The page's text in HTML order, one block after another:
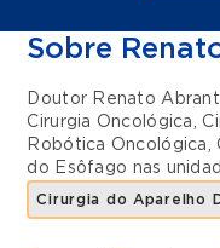
Sobre
Doutor Renato
Cirurgia Oncológica,
Robótica Oncológica,
do Esôfago nas
Cirurgia do Aparelho